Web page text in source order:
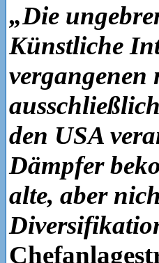
„Die
Künstliche
vergangenen
den USA
Dämpfer
alte, aber